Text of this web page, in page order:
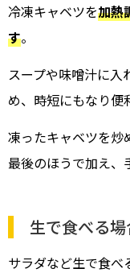
冷凍キャベツを加熱
す。
スープや味噌汁に入
め、時短にもなり便
凍ったキャベツを炒
最後のほうで加え、
生で食べる
サラダなど生で食